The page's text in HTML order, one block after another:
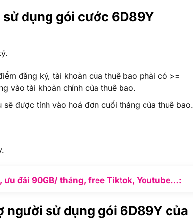
dụng gói cước 6D89Y
đăng ký, tài khoản của thuê bao phải có >=
vào tài khoản chính của thuê bao.
được tính vào hoá đơn cuối tháng của thuê bao.
ưu đãi 90GB/ tháng, free Tiktok, Youtube…:
người sử dụng gói 6D89Y của